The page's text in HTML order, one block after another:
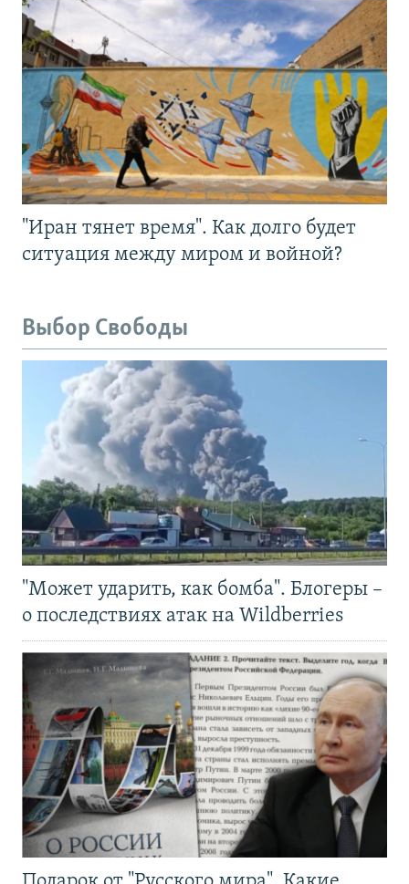
"Иран тянет время". Как долго будет
ситуация между миром и войной?
Выбор Свободы
"Может ударить, как бомба". Блогеры –
о последствиях атак на Wildberries